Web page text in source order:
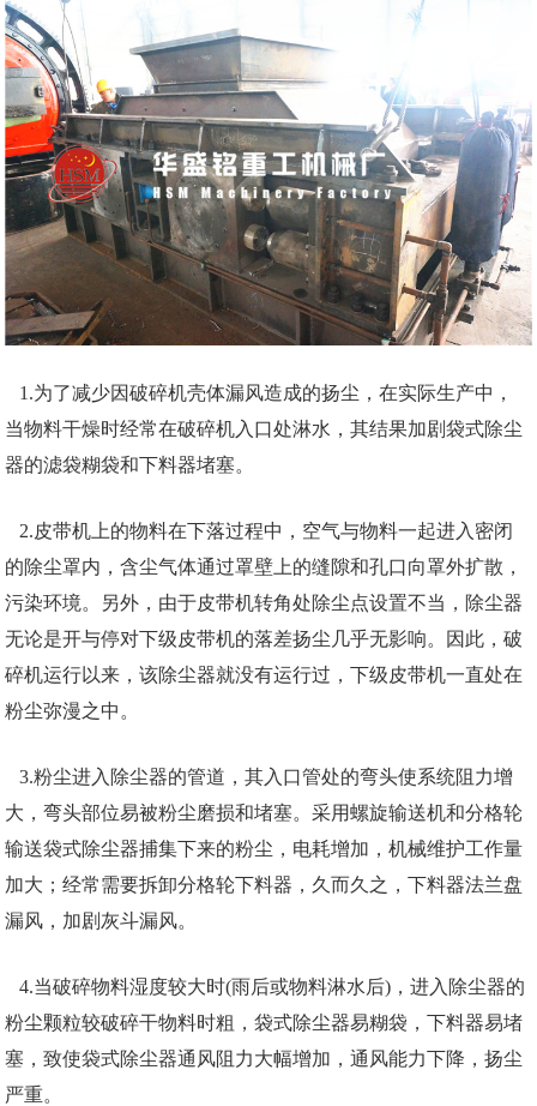
1.为了减少因破碎机壳体漏风造成的扬尘，在实际生产中，
当物料干燥时经常在破碎机入口处淋水，其结果加剧袋式除尘
器的滤袋糊袋和下料器堵塞。
2.皮带机上的物料在下落过程中，空气与物料一起进入密闭
的除尘罩内，含尘气体通过罩壁上的缝隙和孔口向罩外扩散，
污染环境。另外，由于皮带机转角处除尘点设置不当，除尘器
无论是开与停对下级皮带机的落差扬尘几乎无影响。因此，破
碎机运行以来，该除尘器就没有运行过，下级皮带机一直处在
粉尘弥漫之中。
3.粉尘进入除尘器的管道，其入口管处的弯头使系统阻力增
大，弯头部位易被粉尘磨损和堵塞。采用螺旋输送机和分格轮
输送袋式除尘器捕集下来的粉尘，电耗增加，机械维护工作量
加大；经常需要拆卸分格轮下料器，久而久之，下料器法兰盘
漏风，加剧灰斗漏风。
4.当破碎物料湿度较大时(雨后或物料淋水后)，进入除尘器的
粉尘颗粒较破碎干物料时粗，袋式除尘器易糊袋，下料器易堵
塞，致使袋式除尘器通风阻力大幅增加，通风能力下降，扬尘
严重。